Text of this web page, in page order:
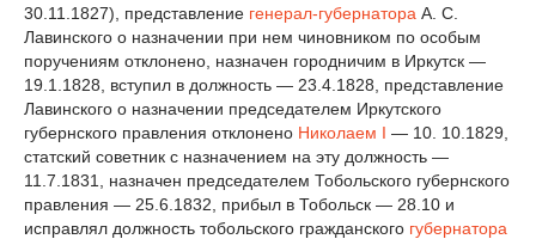
30.11.1827), представление генерал-губернатора А. С.
Лавинского о назначении при нем чиновником по особым
поручениям отклонено, назначен городничим в Иркутск —
19.1.1828, вступил в должность — 23.4.1828, представление
Лавинского о назначении председателем Иркутского
губернского правления отклонено Николаем I — 10. 10.1829,
статский советник с назначением на эту должность —
11.7.1831, назначен председателем Тобольского губернского
правления — 25.6.1832, прибыл в Тобольск — 28.10 и
исправлял должность тобольского гражданского губернатора